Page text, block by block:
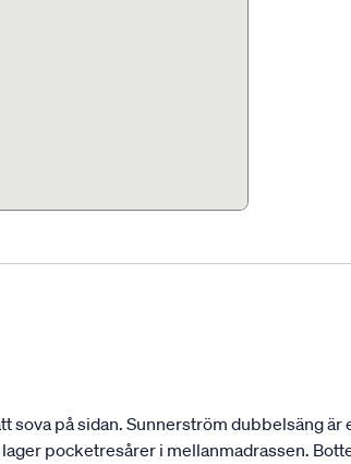
på sidan. Sunnerström dubbelsäng
pocketresårer i mellanmadrassen.